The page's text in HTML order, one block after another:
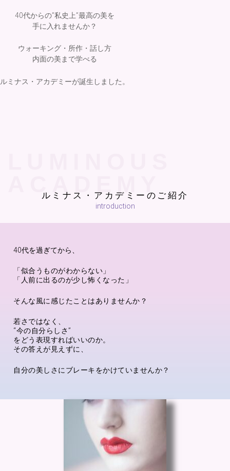
40代からの”私史上”最高の美を
手に入れませんか？
ウォーキング・所作・話し方
内面の美まで学べる
ルミナス・アカデミーが誕生しました。
ルミナス・アカデミーのご紹介
introduction
40代を過ぎてから、
「似合うものがわからない」
「人前に出るのが少し怖くなった」
そんな風に感じたことはありませんか？
若さではなく、
“今の自分らしさ”
をどう表現すればいいのか。
その答えが見えずに、
自分の美しさにブレーキをかけていませんか？